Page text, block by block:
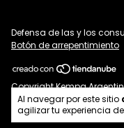
Al navegar por este sitio
agilizar tu experiencia
Defensa de las y los
Botón de arrepentimiento
Copyright Kempa
derechos reservados.